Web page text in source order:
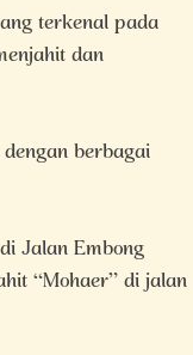
terkenal pada
dan
berbagai
Jalan Embong
“Mohaer” di jalan